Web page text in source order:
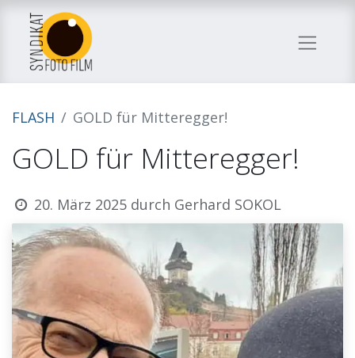
FLASH GOLD für Mitteregger!
GOLD für Mitteregger!
20. März 2025 durch Gerhard SOKOL